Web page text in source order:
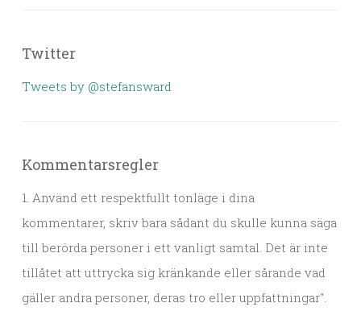
Twitter
Tweets by @stefansward
Kommentarsregler
1. Använd ett respektfullt tonläge i dina
kommentarer, skriv bara sådant du skulle kunna säga
till berörda personer i ett vanligt samtal. Det är inte
tillåtet att uttrycka sig kränkande eller sårande vad
gäller andra personer, deras tro eller uppfattningar".